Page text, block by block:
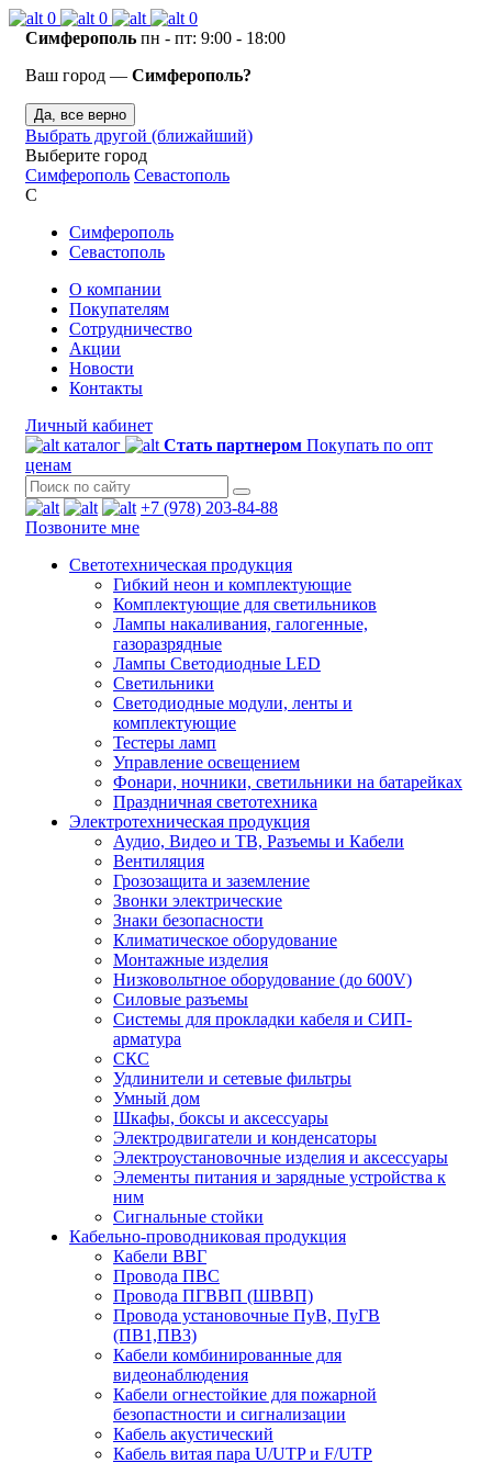
0 0
0
Симферополь пн - пт: 9:00 - 18:00
Ваш город — Симферополь?
Да, все верно
Выбрать другой (ближайший)
Выберите город
Симферополь Севастополь
С
Симферополь
Севастополь
О компании
Покупателям
Сотрудничество
Акции
Новости
Контакты
Личный кабинет
каталог
Стать партнером Покупать по опт
ценам
+7 (978) 203-84-88
Позвоните мне
Светотехническая продукция
Гибкий неон и комплектующие
Комплектующие для светильников
Лампы накаливания, галогенные,
газоразрядные
Лампы Светодиодные LED
Светильники
Светодиодные модули, ленты и
комплектующие
Тестеры ламп
Управление освещением
Фонари, ночники, светильники на батарейках
Праздничная светотехника
Электротехническая продукция
Аудио, Видео и ТВ, Разъемы и Кабели
Вентиляция
Грозозащита и заземление
Звонки электрические
Знаки безопасности
Климатическое оборудование
Монтажные изделия
Низковольтное оборудование (до 600V)
Силовые разъемы
Системы для прокладки кабеля и СИП-
арматура
СКС
Удлинители и сетевые фильтры
Умный дом
Шкафы, боксы и аксессуары
Электродвигатели и конденсаторы
Электроустановочные изделия и аксессуары
Элементы питания и зарядные устройства к
ним
Сигнальные стойки
Кабельно-проводниковая продукция
Кабели ВВГ
Провода ПВС
Провода ПГВВП (ШВВП)
Провода установочные ПуВ, ПуГВ
(ПВ1,ПВ3)
Кабели комбинированные для
видеонаблюдения
Кабели огнестойкие для пожарной
безопастности и сигнализации
Кабель акустический
Кабель витая пара U/UTP и F/UTP